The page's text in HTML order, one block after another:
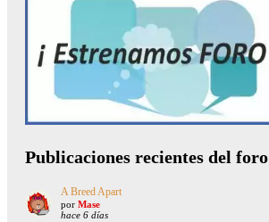
Publicaciones recientes del foro
A Breed Apart
por Mase
hace 6 días